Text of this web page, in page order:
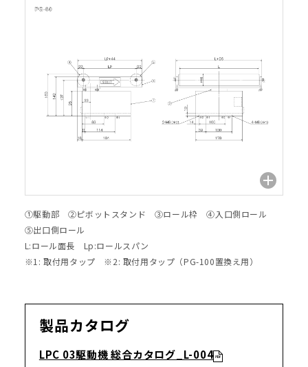
①駆動部 ②ピボットスタンド ③ロール枠 ④入口側ロール
⑤出口側ロール
L:ロール面長 Lp:ロールスパン
※1: 取付用タップ ※2: 取付用タップ（PG-100置換え用）
製品カタログ
LPC 03駆動機 総合カタログ_L-004